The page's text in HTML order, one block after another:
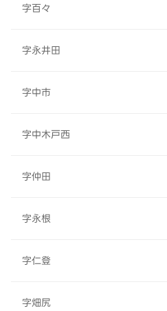
字百々
字永井田
字中市
字中木戸西
字仲田
字永根
字仁登
字畑尻